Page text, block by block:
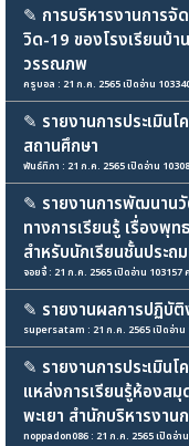
✎ การบริหารงานการจั
วิด-19 ของโรงเรียนบ้
วรรณภพ
ครูบอล : 21 ก.ค. 2565 เปิดอ่าน
✎ รายงานการประเมิน
สถานศึกษา
พันธ์ทิภา : 21 ก.ค. 2565 เปิดอ่าน
✎ รายงานการพัฒนาน
ทางการเรียนรู้ เรื่องพุ
สำหรับนักเรียนชั้นประ
จอยจี้ : 21 ก.ค. 2565 เปิดอ่าน 103157
✎ รายงานผลการปฏิบั
supersatam : 21 ก.ค. 2565 เปิดอ่าน
✎ รายงานการประเมิน
แหล่งการเรียนรู้ห้องสมุ
พะเยา สำนักบริหารงาน
noppadon086 : 21 ก.ค. 2565 เปิดอ่า